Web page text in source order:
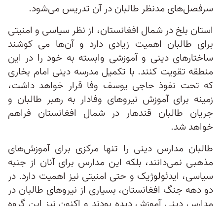
سرفصل‌های مدنظر طالبان در آن تدریس می‌شود.
استان بلخ در شمال افغانستان، از نظر سیاسی و امنیتی
برای طالبان اهمیت زیادی دارد و آن‌ها می کوشند
ساختارهای دینی و آموزشی وابسته به خود را در این
منطقه تقویت کنند. با تکمیل مدرسه دینی امام بخاری
که تحت نفوذ حاجی یوسف وفا قرار خواهد داشت،
زمینه برای آموزش نیروهای وفادار به رهبر طالبان و
جریان طالبان قندهار در شمال افغانستان فراهم
خواهد شد.
طالبان مدارس دینی را تنها مرکزی برای آموزش‌های
مذهبی نمی‌دانند، بلکه این مدارس برای آنان از جنبه
سیاسی، ایدئولوژیک و حتی امنیتی نیز اهمیت دارد. در
دو دهه جنگ افغانستان، بسیاری از نیروهای طالبان در